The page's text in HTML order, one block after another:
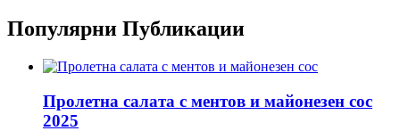
Популярни Публикации
Пролетна салата с ментов и майонезен сос
2025